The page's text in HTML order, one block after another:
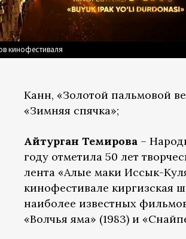
кинофестиваля
Канн, «Золотой пальмовой
«Зимняя спячка»;
Айтурган Темирова –
году отметила 50 лет
лента «Алые маки Иссык-
кинофестивале киргизская
наиболее известных
«Волчья яма» (1983) и